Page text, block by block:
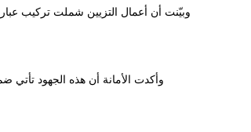
وأكدت الأمانة أن هذه الجهود تأتي